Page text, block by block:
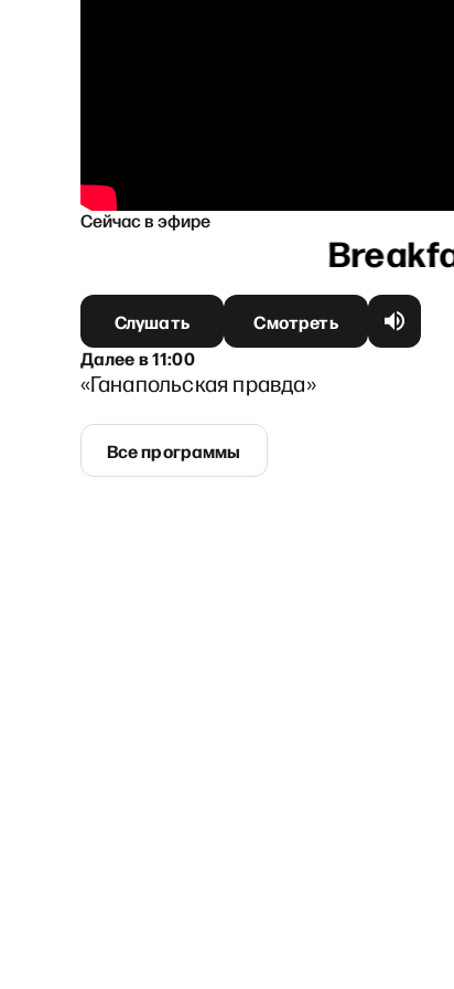
Сейчас в эфире
Слушать
Смотреть
Далеев11:00
«Ганапольская правда»
Все программы